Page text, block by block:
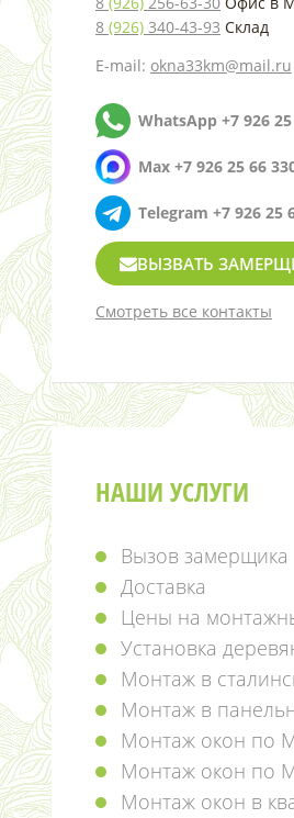
8 (926) 340-43-93 Склад
E-mail: okna33km@mail.ru
WhatsApp +7 926
Max +7 926 25 66
Telegram +7 926 25
ВЫЗВАТЬ
Смотреть все контакты
НАШИ УСЛУГИ
Вызов замерщика
Доставка
Цены на
Установка
Монтаж в
Монтаж в
Монтаж окон по
Монтаж окон по
Монтаж окон в